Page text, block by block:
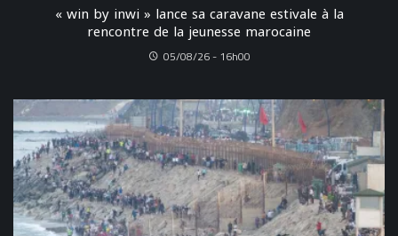
« win by inwi » lance sa caravane estivale à la
rencontre de la jeunesse marocaine
05/08/26 - 16h00